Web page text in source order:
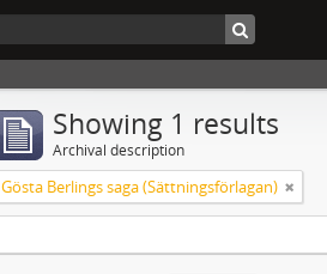
Showing 1 results
Archival description
Gösta Berlings saga (Sättningsförlagan)